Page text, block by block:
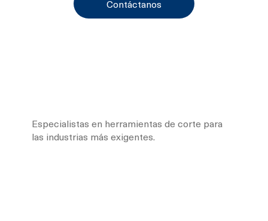
Contáctanos
Especialistas en herramientas de corte para
las industrias más exigentes.